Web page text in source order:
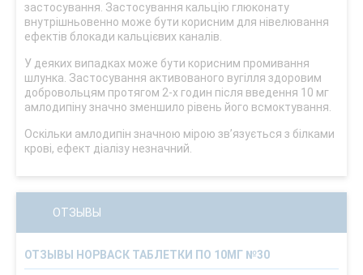
застосування. Застосування кальцію глюконату
внутрішньовенно може бути корисним для нівелювання
ефектів блокади кальцієвих каналів.
У деяких випадках може бути корисним промивання
шлунка. Застосування активованого вугілля здоровим
добровольцям протягом 2-х годин після введення 10 мг
амлодипіну значно зменшило рівень його всмоктування.
Оскільки амлодипін значною мірою зв’язується з білками
крові, ефект діалізу незначний.
ОТЗЫВЫ
ОТЗЫВЫ НОРВАСК ТАБЛЕТКИ ПО 10МГ №30